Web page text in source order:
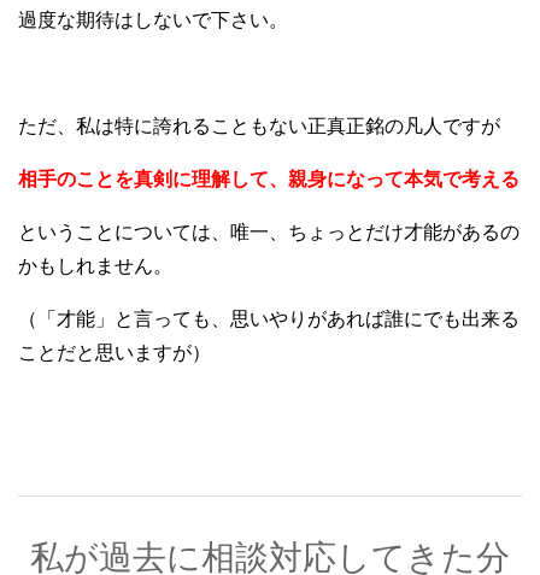
過度な期待はしないで下さい。
ただ、私は特に誇れることもない正真正銘の凡人ですが
相手のことを真剣に理解して、親身になって本気で考える
ということについては、唯一、ちょっとだけ才能があるの
かもしれません。
（「才能」と言っても、思いやりがあれば誰にでも出来る
ことだと思いますが）
私が過去に相談対応してきた分